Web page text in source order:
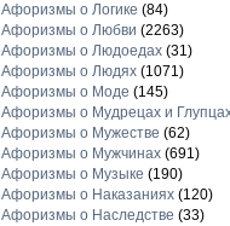
Афоризмы о Логике (84)
Афоризмы о Любви (2263)
Афоризмы о Людоедах(31)
Афоризмы о Людях(1071)
Афоризмы о Моде (145)
Афоризмы о Мудрецах и
Афоризмы о Мужестве (62)
Афоризмы о Мужчинах(691)
Афоризмы о Музыке (190)
Афоризмы о Наказаниях(120)
Афоризмы о Наследстве (33)